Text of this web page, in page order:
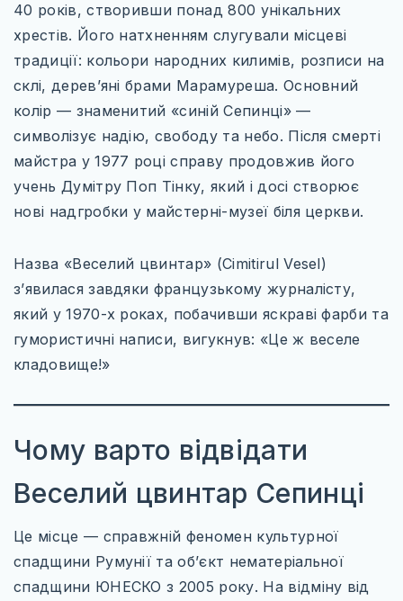
МІСТА, ЩО ЗАСНУЛИ, АЛЕ НЕ ЗНИКЛИ
НЕЗВІДАНА УКРАЇНА
РІЗДВЯНІ ЧАРИ ЄВРОПИ
ХРАМИ ДХАРМИ
ТРАНСПОРТ
СОФТ ДЛЯ ТУРИСТА
КАРТИ
ПРОЖИВАННЯ
40 років, створивши понад 800 унікальних
хрестів. Його натхненням слугували місцеві
традиції: кольори народних килимів, розписи на
склі, дерев’яні брами Марамуреша. Основний
колір — знаменитий «синій Сепинці» —
символізує надію, свободу та небо. Після смерті
майстра у 1977 році справу продовжив його
учень Думітру Поп Тінку, який і досі створює
нові надгробки у майстерні-музеї біля церкви.
Назва «Веселий цвинтар» (Cimitirul Vesel)
з’явилася завдяки французькому журналісту,
який у 1970-х роках, побачивши яскраві фарби та
гумористичні написи, вигукнув: «Це ж веселе
кладовище!»
Чому варто відвідати
Веселий цвинтар Сепинці
Це місце — справжній феномен культурної
спадщини Румунії та об’єкт нематеріальної
спадщини ЮНЕСКО з 2005 року. На відміну від